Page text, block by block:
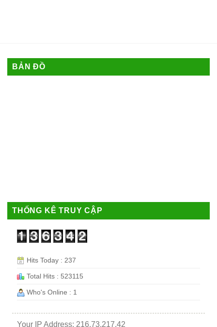
BẢN ĐỒ
THỐNG KÊ TRUY CẬP
Hits Today : 237
Total Hits : 523115
Who's Online : 1
Your IP Address: 216.73.217.42